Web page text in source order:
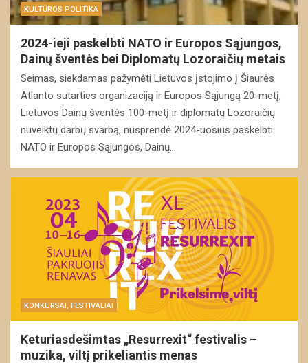
KULTŪROS POLITIKA
2024-ieji paskelbti NATO ir Europos Sąjungos,
Dainų šventės bei Diplomatų Lozoraičių metais
Seimas, siekdamas pažymėti Lietuvos įstojimo į Šiaurės
Atlanto sutarties organizaciją ir Europos Sąjungą 20-metį,
Lietuvos Dainų šventės 100-metį ir diplomatų Lozoraičių
nuveiktų darbų svarbą, nusprendė 2024-uosius paskelbti
NATO ir Europos Sąjungos, Dainų…
KONKURSAI, FESTIVALIAI
Keturiasdešimtas „Resurrexit“ festivalis –
muzika, viltį prikeliantis menas